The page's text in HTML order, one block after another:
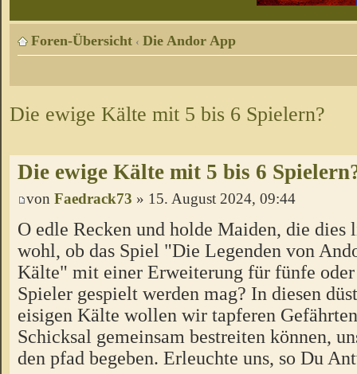
Foren-Übersicht ‹ Die Andor App
Die ewige Kälte mit 5 bis 6 Spielern?
Die ewige Kälte mit 5 bis 6
von Faedrack73 » 15. August 2024, 09:44
O edle Recken und holde Maiden, die dies
wohl, ob das Spiel "Die Legenden von
Kälte" mit einer Erweiterung für fünfe oder
Spieler gespielt werden mag? In diesen
eisigen Kälte wollen wir tapferen
Schicksal gemeinsam bestreiten können,
den pfad begeben. Erleuchte uns, so Du